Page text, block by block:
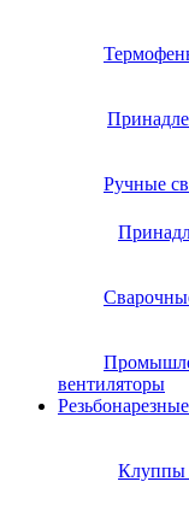
Ручные
вентиляторы
Клуппы